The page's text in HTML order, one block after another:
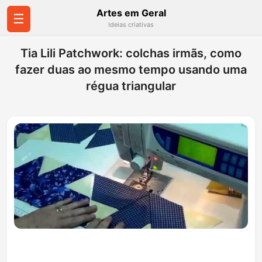
☰ Artes em Geral
Ideias criativas
Tia Lili Patchwork: colchas irmãs, como
fazer duas ao mesmo tempo usando uma
régua triangular